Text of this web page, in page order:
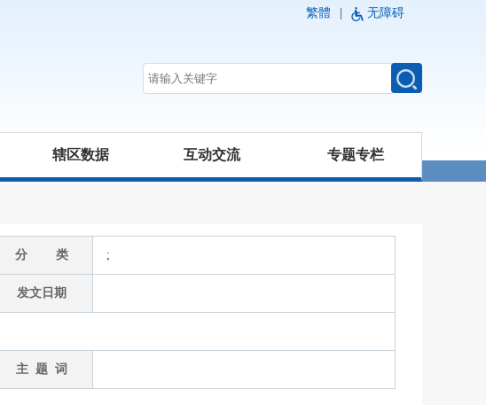
繁體 无障碍
辖区数据 互动交流 专题专栏
分 类 ;
发文日期
主 题 词